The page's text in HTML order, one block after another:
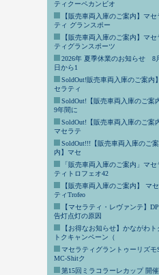
ティクーペカンビオ
【販売車両入庫のご案内】マセ
ティ グランスポー
【販売車両入庫のご案内】マセ
ティグランスポーツ
2026年 夏季休業のお知らせ 8
日から1
SoldOut!販売車両入庫のご案内
セラティ
SoldOut!【販売車両入庫のご案
9年間に
SoldOut!【販売車両入庫のご案
マセラテ
SoldOut!!!【販売車両入庫のご案
内】マセ
「販売車両入庫のご案内」マセ
ティトロフェオ42
【販売車両入庫のご案内】 マセ
ティTrofeo
【マセラティ・レヴァンテ】
告灯点灯の原因
【お得なお知らせ】かながわト
トクキャンペーン（
マセラティグラントゥーリズ
MC-Shitク
第15回ミラコラーレカップ 開